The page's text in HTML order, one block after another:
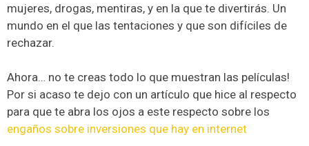
mujeres, drogas, mentiras, y en la que te divertirás. Un
mundo en el que las tentaciones y que son difíciles de
rechazar.
Ahora… no te creas todo lo que muestran las películas!
Por si acaso te dejo con un artículo que hice al respecto
para que te abra los ojos a este respecto sobre los
engaños sobre inversiones que hay en internet